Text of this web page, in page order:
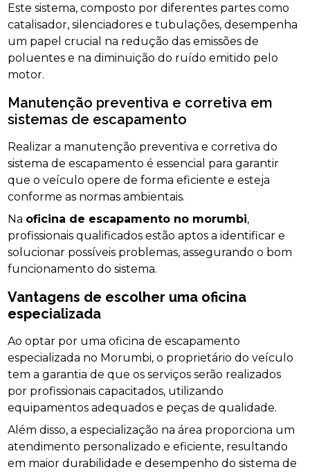
Este sistema, composto por diferentes partes como
catalisador, silenciadores e tubulações, desempenha
um papel crucial na redução das emissões de
poluentes e na diminuição do ruído emitido pelo
motor.
Manutenção preventiva e corretiva em
sistemas de escapamento
Realizar a manutenção preventiva e corretiva do
sistema de escapamento é essencial para garantir
que o veículo opere de forma eficiente e esteja
conforme as normas ambientais.
Na oficina de escapamento no morumbi,
profissionais qualificados estão aptos a identificar e
solucionar possíveis problemas, assegurando o bom
funcionamento do sistema.
Vantagens de escolher uma oficina
especializada
Ao optar por uma oficina de escapamento
especializada no Morumbi, o proprietário do veículo
tem a garantia de que os serviços serão realizados
por profissionais capacitados, utilizando
equipamentos adequados e peças de qualidade.
Além disso, a especialização na área proporciona um
atendimento personalizado e eficiente, resultando
em maior durabilidade e desempenho do sistema de